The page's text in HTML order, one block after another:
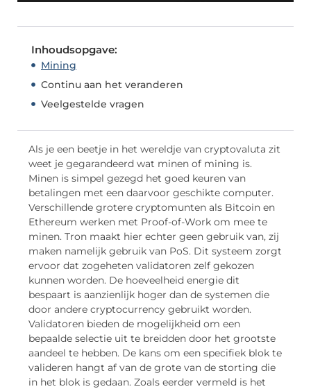
Inhoudsopgave:
Mining
Continu aan het veranderen
Veelgestelde vragen
Als je een beetje in het wereldje van cryptovaluta zit
weet je gegarandeerd wat minen of mining is.
Minen is simpel gezegd het goed keuren van
betalingen met een daarvoor geschikte computer.
Verschillende grotere cryptomunten als Bitcoin en
Ethereum werken met Proof-of-Work om mee te
minen. Tron maakt hier echter geen gebruik van, zij
maken namelijk gebruik van PoS. Dit systeem zorgt
ervoor dat zogeheten validatoren zelf gekozen
kunnen worden. De hoeveelheid energie dit
bespaart is aanzienlijk hoger dan de systemen die
door andere cryptocurrency gebruikt worden.
Validatoren bieden de mogelijkheid om een
bepaalde selectie uit te breidden door het grootste
aandeel te hebben. De kans om een specifiek blok te
valideren hangt af van de grote van de storting die
in het blok is gedaan. Zoals eerder vermeld is het